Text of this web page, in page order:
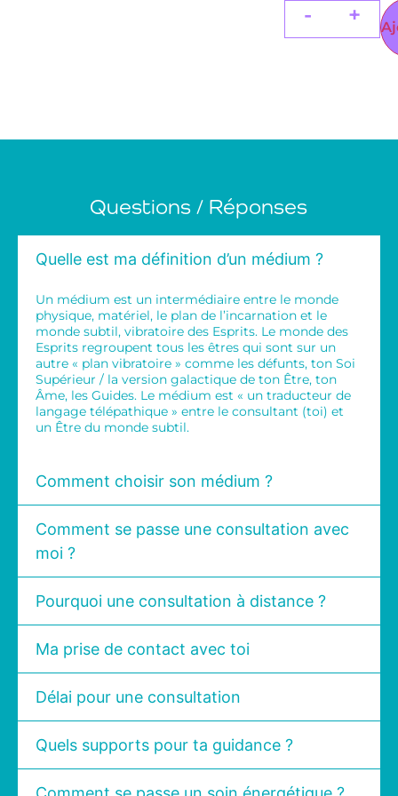
- +
Questions / Réponses
Quelle est ma définition d’un médium ?
Un médium est un intermédiaire entre le monde
physique, matériel, le plan de l’incarnation et le
monde subtil, vibratoire des Esprits. Le monde des
Esprits regroupent tous les êtres qui sont sur un
autre « plan vibratoire » comme les défunts, ton Soi
Supérieur / la version galactique de ton Être, ton
Âme, les Guides. Le médium est « un traducteur de
langage télépathique » entre le consultant (toi) et
un Être du monde subtil.
Comment choisir son médium ?
Comment se passe une consultation avec
moi ?
Pourquoi une consultation à distance ?
Ma prise de contact avec toi
Délai pour une consultation
Quels supports pour ta guidance ?